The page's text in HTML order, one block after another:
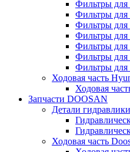
Фильтры для
Фильтры для
Фильтры для
Фильтры для
Фильтры для
Фильтры для
Фильтры для
Ходовая часть
Ходовая
Запчасти DOOSAN
Детали
Ходовая часть